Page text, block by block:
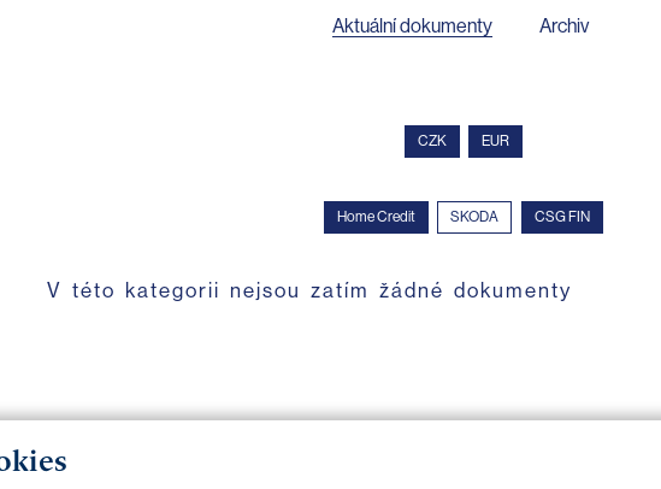
Aktuální dokumenty Archiv
CZK EUR
Home Credit SKODA CSG FIN
V této kategorii nejsou zatím žádné dokumenty